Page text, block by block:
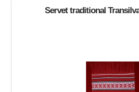
Servet traditional